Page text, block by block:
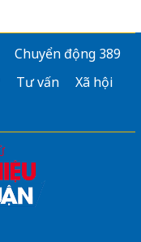
Chuyển động 389
Tư vấn
Xã hội